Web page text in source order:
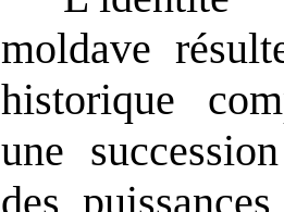
moldave
historique
une
des